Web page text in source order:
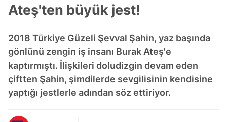
Ateş'ten büyük jest!
2018 Türkiye Güzeli Şevval Şahin, yaz başında
gönlünü zengin iş insanı Burak Ateş'e
kaptırmıştı. İlişkileri doludizgin devam eden
çiftten Şahin, şimdilerde sevgilisinin kendisine
yaptığı jestlerle adından söz ettiriyor.